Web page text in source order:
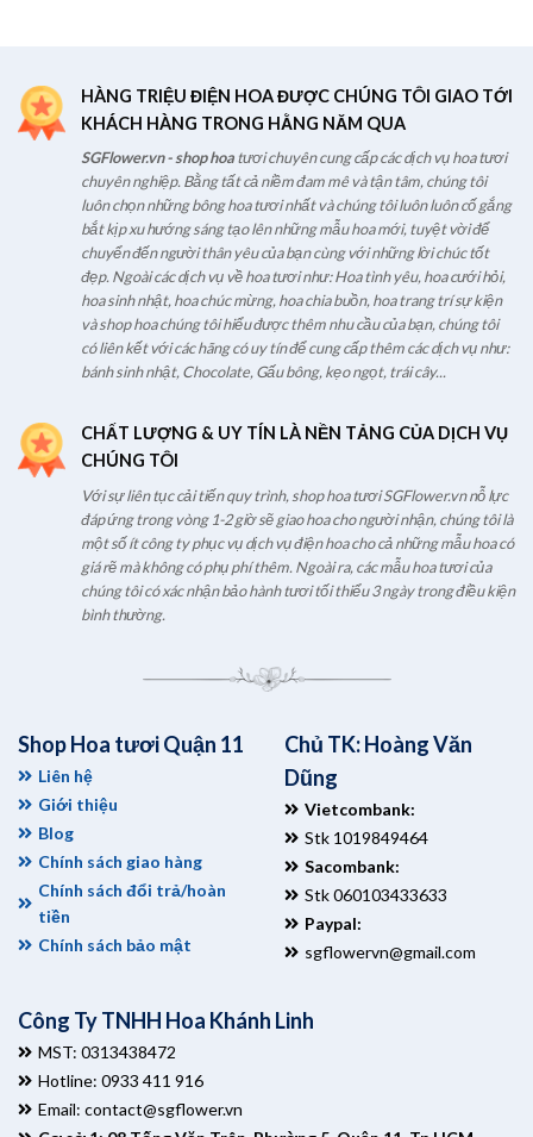
HÀNG TRIỆU ĐIỆN HOA ĐƯỢC CHÚNG TÔI GIAO TỚI
KHÁCH HÀNG TRONG HẰNG NĂM QUA
SGFlower.vn - shop hoatươi chuyên cung cấp các dịch vụ hoa tươi
chuyên nghiệp. Bằng tất cả niềm đam mê và tận tâm, chúng tôi
luôn chọn những bông hoa tươi nhất và chúng tôi luôn luôn cố gắng
bắt kịp xu hướng sáng tạo lên những mẫu hoa mới, tuyệt vời để
chuyển đến người thân yêu của bạn cùng với những lời chúc tốt
đẹp. Ngoài các dịch vụ về hoa tươi như: Hoa tình yêu, hoa cưới hỏi,
hoa sinh nhật, hoa chúc mừng, hoa chia buồn, hoa trang trí sự kiện
và shop hoa chúng tôi hiểu được thêm nhu cầu của bạn, chúng tôi
có liên kết với các hãng có uy tín để cung cấp thêm các dịch vụ như:
bánh sinh nhật, Chocolate, Gấu bông, kẹo ngọt, trái cây...
CHẤT LƯỢNG & UY TÍN LÀ NỀN TẢNG CỦA DỊCH VỤ
CHÚNG TÔI
Với sự liên tục cải tiến quy trình, shop hoa tươi SGFlower.vn nỗ lực
đáp ứng trong vòng 1-2 giờ sẽ giao hoa cho người nhận, chúng tôi là
một số ít công ty phục vụ dịch vụ điện hoa cho cả những mẫu hoa có
giá rẽ mà không có phụ phí thêm. Ngoài ra, các mẫu hoa tươi của
chúng tôi có xác nhận bảo hành tươi tối thiểu 3 ngày trong điều kiện
bình thường.
Shop Hoa tươi Quận 11
Liên hệ
Giới thiệu
Blog
Chính sách giao hàng
Chính sách đổi trả/hoàn
tiền
Chính sách bảo mật
Chủ TK: Hoàng Văn
Dũng
Vietcombank:
Stk 1019849464
Sacombank:
Stk 060103433633
Paypal:
sgflowervn@gmail.com
Công Ty TNHH Hoa Khánh Linh
MST: 0313438472
Hotline: 0933 411 916
Email: contact@sgflower.vn